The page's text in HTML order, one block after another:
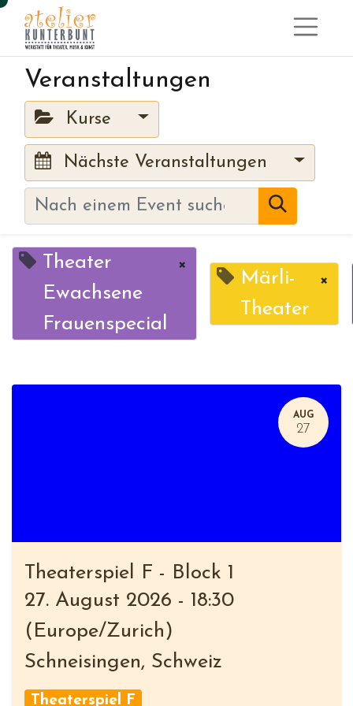
Veranstaltungen
Kurse
Nächste Veranstaltungen
Theater
Ewachsene
Frauenspecial
×
Märli-
Theater
×
AUG
27
Theaterspiel F - Block 1
27. August 2026 - 18:30
( Europe/Zurich )
Schneisingen, Schweiz
Theaterspiel F